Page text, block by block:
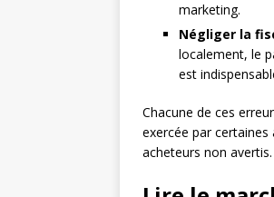
marketing.
Négliger la
localement, le
est
Chacune de ces
exercée par
acheteurs non avertis.